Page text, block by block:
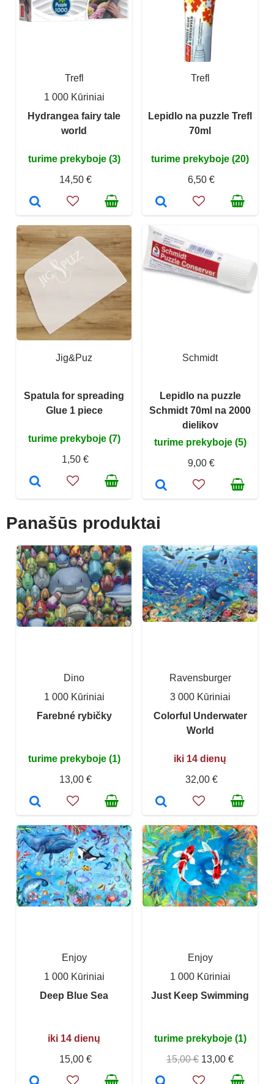
Trefl
1 000 Kūriniai
Hydrangea fairy tale
world
turime prekyboje (3)
14,50 €
Trefl
Lepidlo na puzzle Trefl
70ml
turime prekyboje (20)
6,50 €
Jig&Puz
Spatula for spreading
Glue 1 piece
turime prekyboje (7)
1,50 €
Schmidt
Lepidlo na puzzle
Schmidt 70ml na 2000
dielikov
turime prekyboje (5)
9,00 €
Panašūs produktai
Dino
1 000 Kūriniai
Farebné rybičky
turime prekyboje (1)
13,00 €
Ravensburger
3 000 Kūriniai
Colorful Underwater
World
iki 14 dienų
32,00 €
Enjoy
1 000 Kūriniai
Deep Blue Sea
iki 14 dienų
15,00 €
Enjoy
1 000 Kūriniai
Just Keep Swimming
turime prekyboje (1)
15,00 € 13,00 €